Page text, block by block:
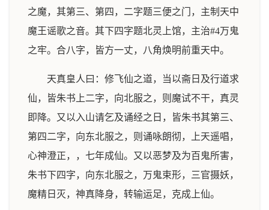
之魔，其第三、第四，二字题三便之门，主制天中
魔王谣歌之音。其下四字题北灵上馆，主治#4万鬼
之牢。合八字，皆方一丈，八角焕明前重天中。
天真皇人曰：修飞仙之道，当以斋日及行道求
仙，皆朱书上二字，向北服之，则魔试不干，真灵
即降。又以入山请乞及诵经之日，皆朱书其第三、
第四二字，向东北服之，则诵咏朗彻，上天遥唱，
心神澄正，，七年成仙。又以恶梦及为百鬼所害，
朱书下四字，向东北服之，万鬼束形，三官摄妖，
魔精日灭，神真降身，转输运足，克成上仙。